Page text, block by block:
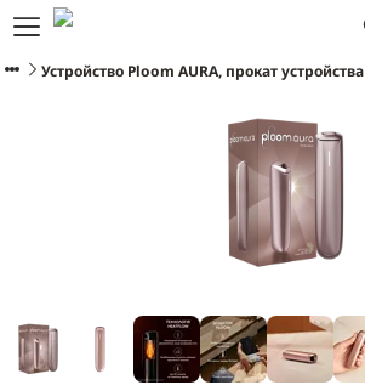
Что такое Ploom AURA?
Каталог
Служба поддержки Ploom
Фирменные магазины
РУССКИЙ
Устройство Ploom AURA, прокат устройства